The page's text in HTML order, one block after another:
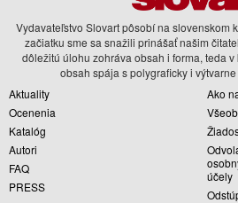
Vydavateľstvo Slovart pôsobí na slovenskom
začiatku sme sa snažili prinášať našim
dôležitú úlohu zohráva obsah i forma, teda
obsah spája s polygraficky i
Aktuality
Ocenenia
Katalóg
Autori
FAQ
PRESS
Ako
účely